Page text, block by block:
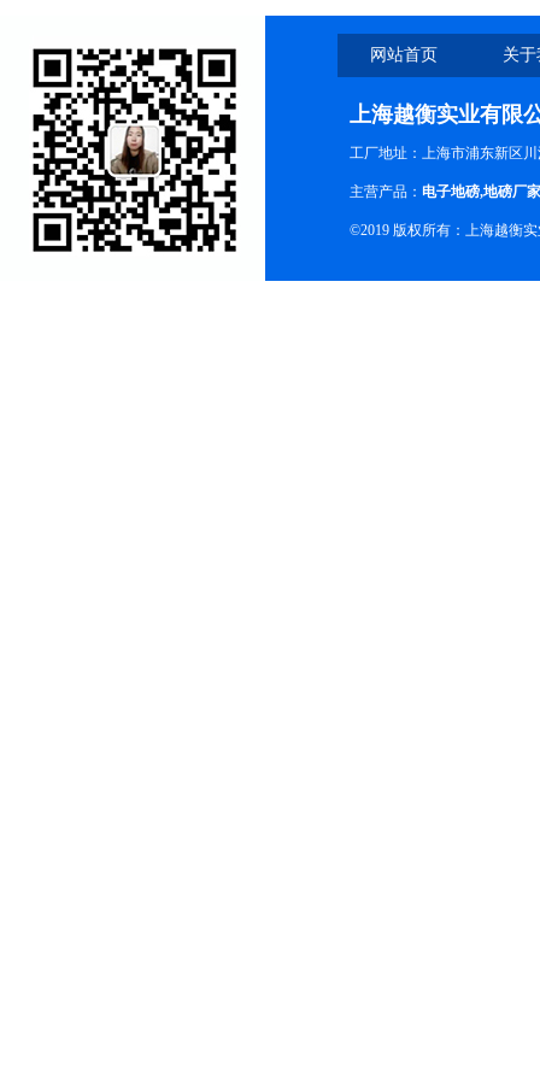
网站首页 关
上海越衡实业有限
工厂地址：上海市浦东新区川
主营产品： 电子地磅,地磅厂家
©2019 版权所有：上海越衡